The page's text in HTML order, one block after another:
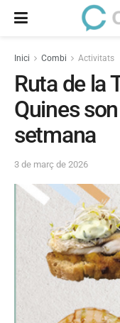
Inici Combi Activitats
Ruta de la
Quines
setmana
3 de març de 2026